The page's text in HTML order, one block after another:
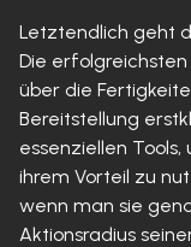
Letztendlich geht
Die
über die
Bereitstellung
essenziellen
ihrem Vorteil zu
wenn man sie
Aktionsradius